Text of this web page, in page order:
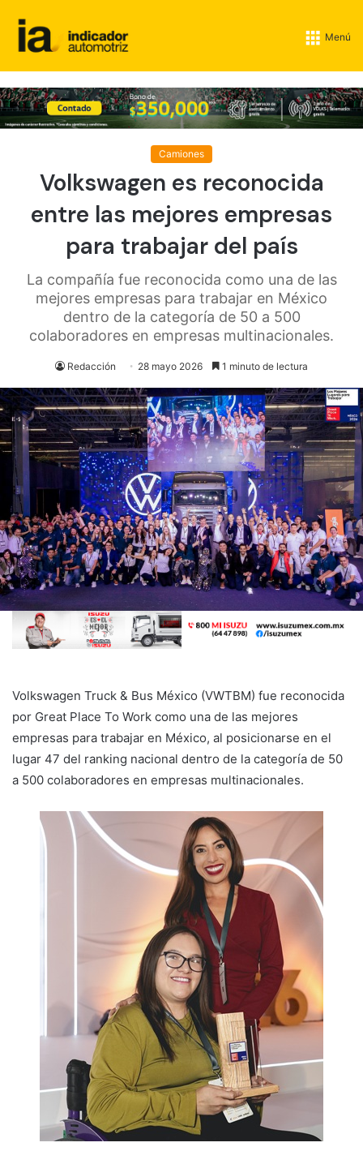
Menú
Camiones
Volkswagen es reconocida
entre las mejores empresas
para trabajar del país
La compañía fue reconocida como una de las
mejores empresas para trabajar en México
dentro de la categoría de 50 a 500
colaboradores en empresas multinacionales.
Redacción 28 mayo 2026 1 minuto de lectura
Volkswagen Truck & Bus México (VWTBM) fue reconocida
por Great Place To Work como una de las mejores
empresas para trabajar en México, al posicionarse en el
lugar 47 del ranking nacional dentro de la categoría de 50
a 500 colaboradores en empresas multinacionales.